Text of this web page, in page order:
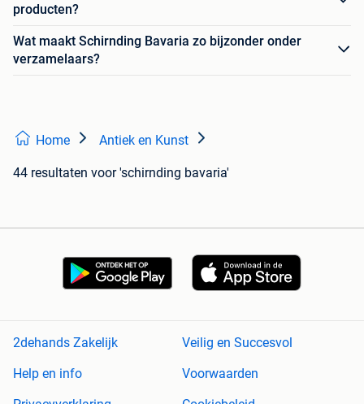
producten?
Wat maakt Schirnding Bavaria zo bijzonder onder
verzamelaars?
Home Antiek en Kunst
44 resultaten voor 'schirnding bavaria'
2dehands Zakelijk
Veilig en Succesvol
Help en info
Voorwaarden